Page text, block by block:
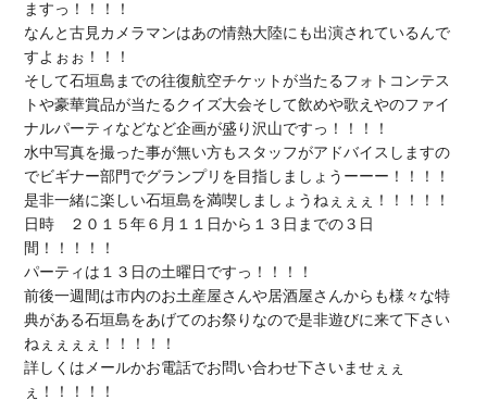
ますっ！！！！
なんと古見カメラマンはあの情熱大陸にも出演されているんで
すよぉぉ！！！
そして石垣島までの往復航空チケットが当たるフォトコンテス
トや豪華賞品が当たるクイズ大会そして飲めや歌えやのファイ
ナルパーティなどなど企画が盛り沢山ですっ！！！！
水中写真を撮った事が無い方もスタッフがアドバイスしますの
でビギナー部門でグランプリを目指しましょうーーー！！！！
是非一緒に楽しい石垣島を満喫しましょうねぇぇぇ！！！！！
日時　２０１５年６月１１日から１３日までの３日
間！！！！！
パーティは１３日の土曜日ですっ！！！！
前後一週間は市内のお土産屋さんや居酒屋さんからも様々な特
典がある石垣島をあげてのお祭りなので是非遊びに来て下さい
ねぇぇぇぇ！！！！！
詳しくはメールかお電話でお問い合わせ下さいませぇぇ
ぇ！！！！！